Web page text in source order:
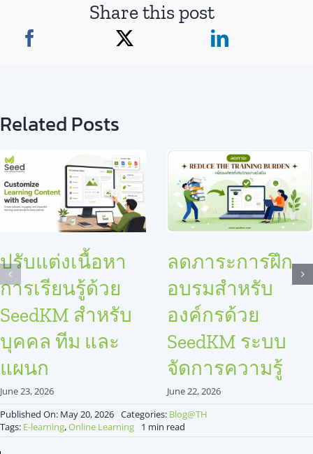
Share this post
Related Posts
ปรับแต่งเนื้อหา
การเรียนรู้ด้วย
SeedKM สำหรับ
บุคคล ทีม และ
แผนก
June 23, 2026
ลดภาระการฝึก
อบรมสำหรับ
องค์กรด้วย
SeedKM ระบบ
จัดการความรู้
June 22, 2026
Published On: May 20, 2026 Categories: Blog@TH
Tags: E-learning,Online Learning 1 min read